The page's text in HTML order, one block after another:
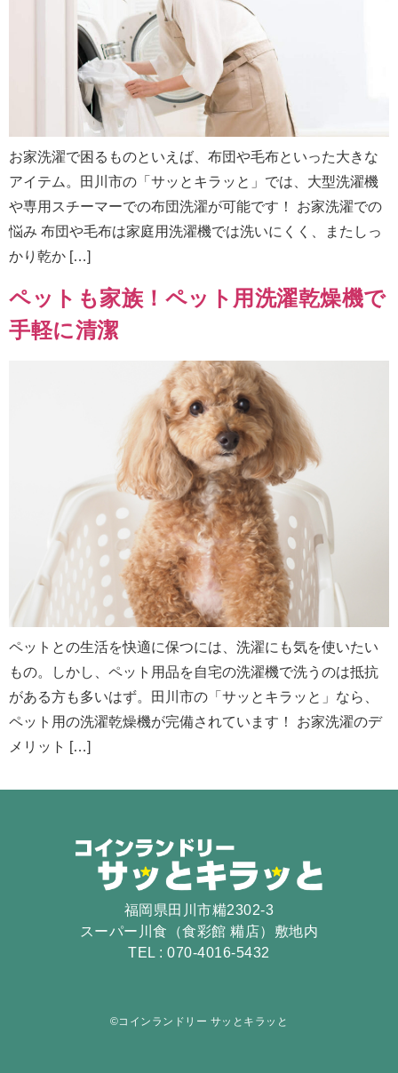
お家洗濯で困るものといえば、布団や毛布といった大きな
アイテム。田川市の「サッとキラッと」では、大型洗濯機
や専用スチーマーでの布団洗濯が可能です！ お家洗濯での
悩み 布団や毛布は家庭用洗濯機では洗いにくく、またしっ
かり乾か […]
ペットも家族！ペット用洗濯乾燥機で
手軽に清潔
ペットとの生活を快適に保つには、洗濯にも気を使いたい
もの。しかし、ペット用品を自宅の洗濯機で洗うのは抵抗
がある方も多いはず。田川市の「サッとキラッと」なら、
ペット用の洗濯乾燥機が完備されています！ お家洗濯のデ
メリット […]
福岡県田川市糒2302-3
スーパー川食（食彩館 糒店）敷地内
TEL : 070-4016-5432
©︎コインランドリー サッとキラッと